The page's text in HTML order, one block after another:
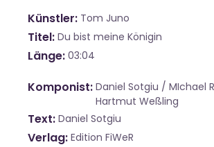
Künstler Tom Juno
Titel Du bist meine Königin
Länge 03:04
Komponist Daniel Sotgiu / MIchael
Hartmut Weßling
Text Daniel Sotgiu
Verlag Edition FiWeR